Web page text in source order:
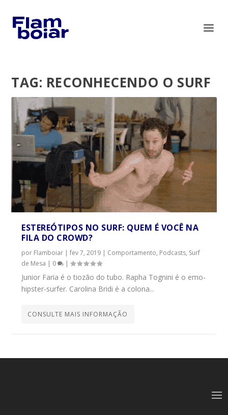
TAG: RECONHECENDO O SURF
ESTEREÓTIPOS NO SURF: QUEM É VOCÊ NA
FILA DO CROWD?
por Flamboiar |fev 7, 2019 | Comportamento, Podcasts, Surf
de Mesa | 0 |
Junior Faria é o tiozão do tubo. Rapha Tognini é o emo-
hipster-surfer. Carolina Bridi é a colona...
CONSULTE MAIS INFORMAÇÃO